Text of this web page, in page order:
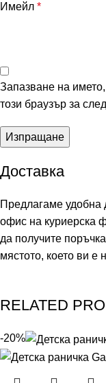
Имейл*
Запазване на
този браузър за
Доставка
Предлагаме удобна
офис на куриерска
да получите
мястото, което ви е
RELATED
-20%